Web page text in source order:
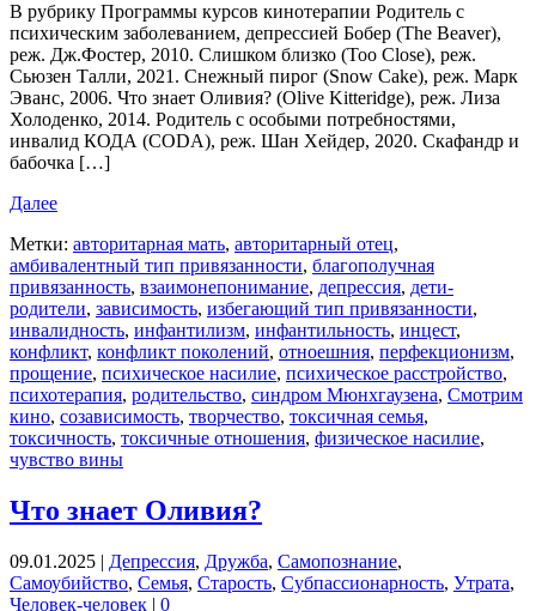
В рубрику Программы курсов кинотерапии Родитель с
психическим заболеванием, депрессией Бобер (The Beaver),
реж. Дж.Фостер, 2010. Слишком близко (Too Close), реж.
Сьюзен Талли, 2021. Снежный пирог (Snow Cake), реж. Марк
Эванс, 2006. Что знает Оливия? (Olive Kitteridge), реж. Лиза
Холоденко, 2014. Родитель с особыми потребностями,
инвалид КОДА (CODA), реж. Шан Хейдер, 2020. Скафандр и
бабочка […]
Далее
Метки: авторитарная мать, авторитарный отец,
амбивалентный тип привязанности, благополучная
привязанность, взаимонепонимание, депрессия, дети-
родители, зависимость, избегающий тип привязанности,
инвалидность, инфантилизм, инфантильность, инцест,
конфликт, конфликт поколений, отноешния, перфекционизм,
прощение, психическое насилие, психическое расстройство,
психотерапия, родительство, синдром Мюнхгаузена, Смотрим
кино, созависимость, творчество, токсичная семья,
токсичность, токсичные отношения, физическое насилие,
чувство вины
Что знает Оливия?
09.01.2025 | Депрессия, Дружба, Самопознание,
Самоубийство, Семья, Старость, Субпассионарность, Утрата,
Человек-человек | 0